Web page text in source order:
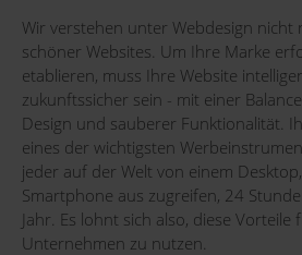
Wir verstehen unter Webdesign nicht
schöner Websites. Um Ihre Marke
etablieren, muss Ihre Website
zukunftssicher sein - mit einer
Design und sauberer Funktionalität.
eines der wichtigsten
jeder auf der Welt von einem
Smartphone aus zugreifen, 24
Jahr. Es lohnt sich also, diese Vorteile
Unternehmen zu nutzen.